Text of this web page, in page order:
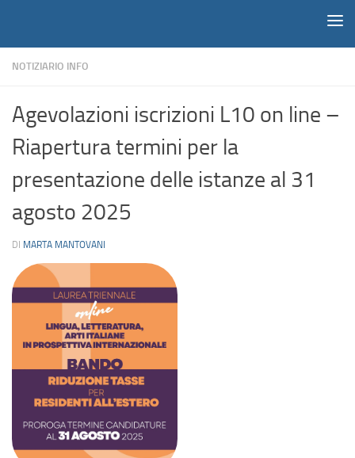
NOTIZIARIO INFO
Agevolazioni iscrizioni L10 on line –
Riapertura termini per la
presentazione delle istanze al 31
agosto 2025
DI MARTA MANTOVANI